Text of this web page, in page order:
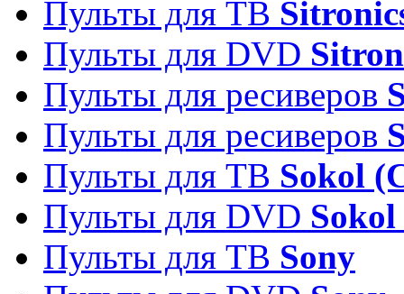
Пульты для ТВ
Пульты для DVD
Пульты для ресиверов
Пульты для ресиверов
Пульты для ТВ Sokol
Пульты для DVD
Пульты для ТВ Sony